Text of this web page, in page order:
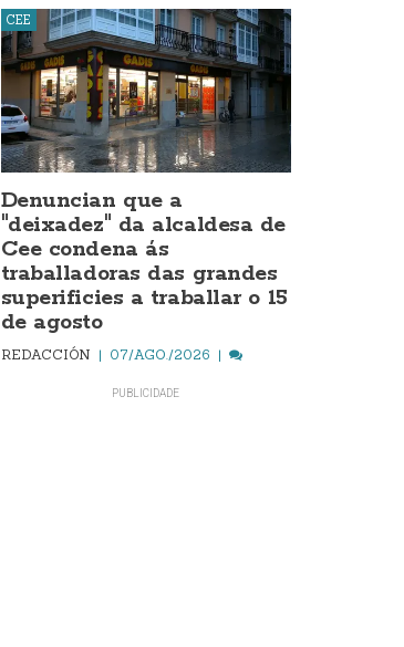
CEE
Denuncian que a
"deixadez" da alcaldesa de
Cee condena ás
traballadoras das grandes
superificies a traballar o 15
de agosto
REDACCIÓN 07/AGO./2026